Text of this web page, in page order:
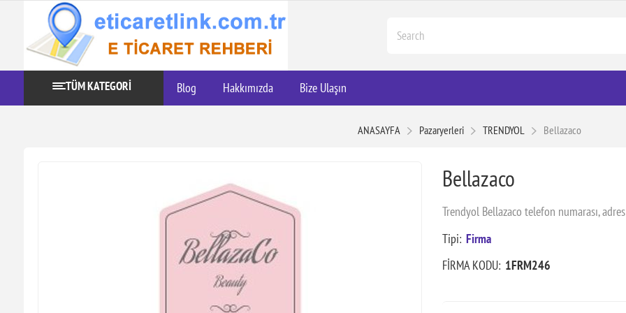
TÜM KATEGORİ Blog Hakkımızda Bize Ulaşın
ANASAYFA Pazaryerleri TRENDYOL Bellazaco
Bellazaco
Trendyol Bellazaco telefon numarası,
Tipi: Firma
FİRMA KODU: 1FRM246